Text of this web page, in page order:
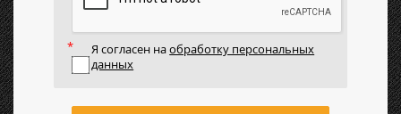
Я согласен наобработку персональных
данных